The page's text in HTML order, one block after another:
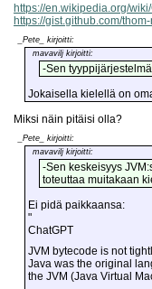
https://en.wikipedia.org/
https://gist.github.com/
_Pete_ kirjoitti:
mavavilj kirjoitti:
-Sen
Jokaisella kielellä on
Miksi näin pitäisi olla?
_Pete_ kirjoitti:
mavavilj kirjoitti:
-Sen keskeisyys
toteuttaa muitakaan
Ei pidä paikkaansa:
"
ChatGPT
JVM bytecode is not
Java was the original
the JVM (Java Virtual